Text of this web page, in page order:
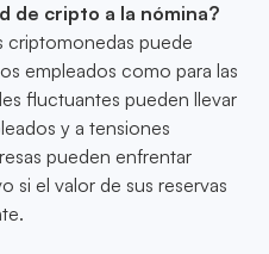
de cripto a la nómina?
criptomonedas puede
empleados como para las
fluctuantes pueden llevar
y a tensiones
pueden enfrentar
si el valor de sus reservas